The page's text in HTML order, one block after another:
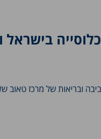
ובריאות של מרכז טאוב